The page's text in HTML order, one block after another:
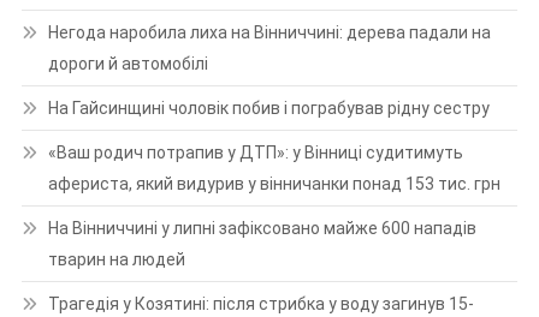
Негода наробила лиха на Вінниччині: дерева падали на
дороги й автомобілі
На Гайсинщині чоловік побив і пограбував рідну сестру
«Ваш родич потрапив у ДТП»: у Вінниці судитимуть
афериста, який видурив у вінничанки понад 153 тис. грн
На Вінниччині у липні зафіксовано майже 600 нападів
тварин на людей
Трагедія у Козятині: після стрибка у воду загинув 15-